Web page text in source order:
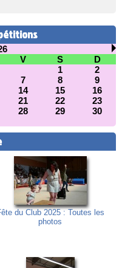
V S
D
1
2
7 8
9
14 15
16
21 22
23
28 29
30
du Club 2025 : Toutes les
photos